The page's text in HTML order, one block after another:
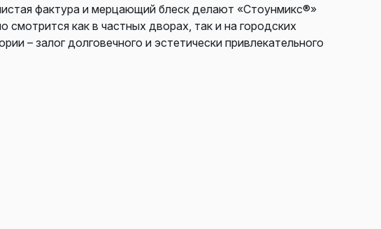
фактура и мерцающий блеск делают «Стоунмикс®»
как в частных дворах, так и на городских
– залог долговечного и эстетически привлекательного